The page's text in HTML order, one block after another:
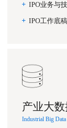
IPO业务与
IPO工作底稿
产业大
Industrial Big Data